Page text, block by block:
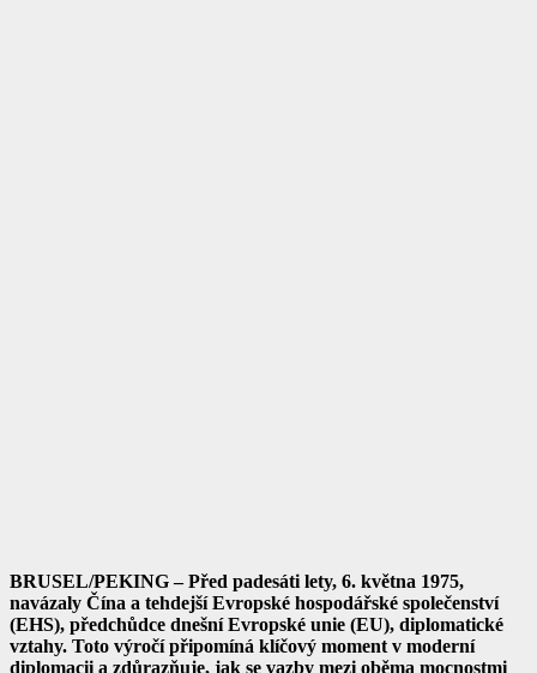
BRUSEL/PEKING– Před padesáti lety, 6. května 1975,
navázaly Čína a tehdejší Evropské hospodářské společenství
(EHS), předchůdce dnešní Evropské unie (EU), diplomatické
vztahy. Toto výročí připomíná klíčový moment v moderní
diplomacii a zdůrazňuje, jak se vazby mezi oběma mocnostmi